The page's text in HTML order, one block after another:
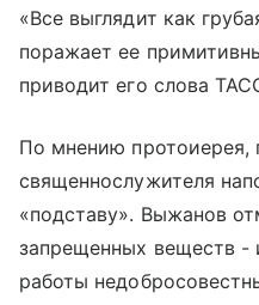
«Все выглядит как
поражает ее
приводит его слова
По мнению протоиерея,
священнослужителя
«подставу». Выжанов
запрещенных веществ -
работы